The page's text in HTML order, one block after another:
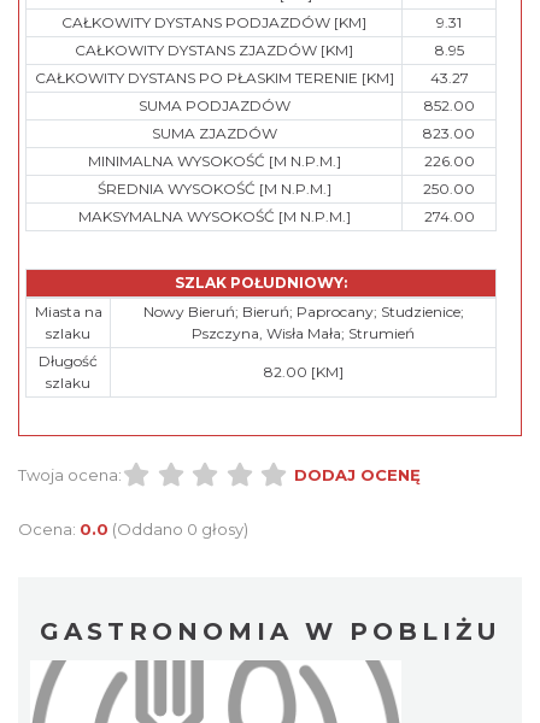
CAŁKOWITY DYSTANS PODJAZDÓW [KM]
9.31
CAŁKOWITY DYSTANS ZJAZDÓW [KM]
8.95
CAŁKOWITY DYSTANS PO PŁASKIM TERENIE [KM]
43.27
SUMA PODJAZDÓW
852.00
SUMA ZJAZDÓW
823.00
MINIMALNA WYSOKOŚĆ [M N.P.M.]
226.00
ŚREDNIA WYSOKOŚĆ [M N.P.M.]
250.00
MAKSYMALNA WYSOKOŚĆ [M N.P.M.]
274.00
SZLAK POŁUDNIOWY:
Miasta na
szlaku
Nowy Bieruń; Bieruń; Paprocany; Studzienice;
Pszczyna, Wisła Mała; Strumień
Długość
szlaku
82.00 [KM]
Twoja ocena: DODAJ OCENĘ
Ocena: 0.0 (Oddano 0 głosy)
GASTRONOMIA W POBLIŻU